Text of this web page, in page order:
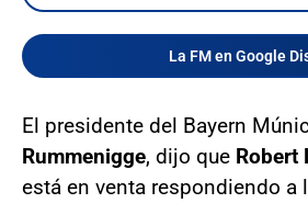
La FM en Google
El presidente del Bayern
Rummenigge, dijo que Robert
está en venta respondiendo a